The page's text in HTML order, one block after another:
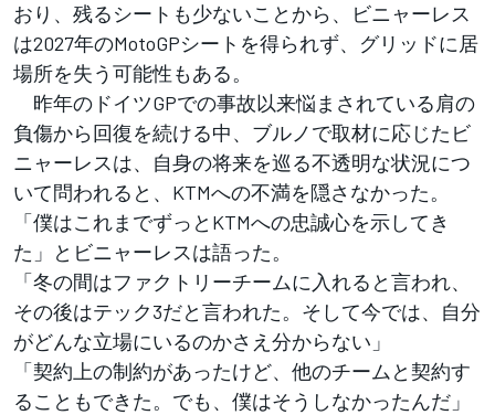
おり、残るシートも少ないことから、ビニャーレス
は2027年のMotoGPシートを得られず、グリッドに居
場所を失う可能性もある。
昨年のドイツGPでの事故以来悩まされている肩の
負傷から回復を続ける中、ブルノで取材に応じたビ
ニャーレスは、自身の将来を巡る不透明な状況につ
いて問われると、KTMへの不満を隠さなかった。
「僕はこれまでずっとKTMへの忠誠心を示してき
た」とビニャーレスは語った。
「冬の間はファクトリーチームに入れると言われ、
その後はテック3だと言われた。そして今では、自分
がどんな立場にいるのかさえ分からない」
「契約上の制約があったけど、他のチームと契約す
ることもできた。でも、僕はそうしなかったんだ」